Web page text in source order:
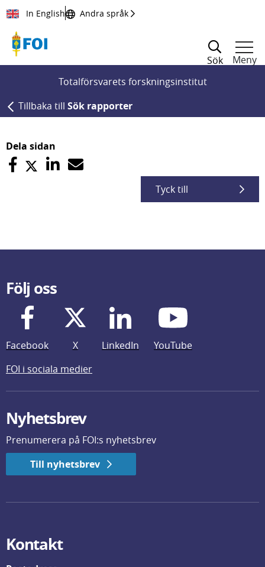
Till innehållet
In English Andra språk
Sök
Meny
Totalförsvarets forskningsinstitut
Tillbaka till Sök rapporter
Dela sidan
Tyck till
Följ oss
Facebook X LinkedIn
YouTube
FOI i sociala medier
Nyhetsbrev
Prenumerera på FOI:s nyhetsbrev
Till nyhetsbrev
Kontakt